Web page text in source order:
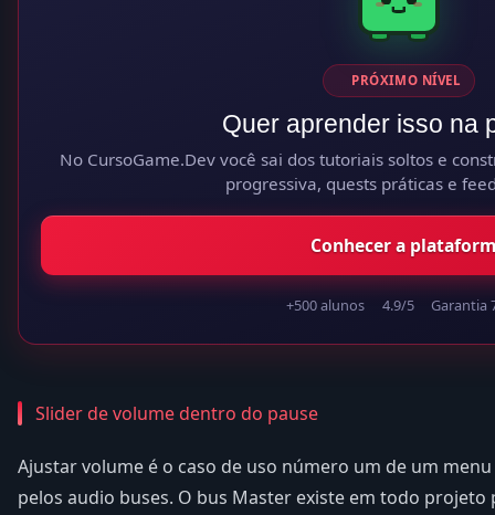
PRÓXIMO NÍVEL
Quer aprender isso na
No CursoGame.Dev você sai dos tutoriais soltos e
progressiva, quests práticas e
Conhecer a
+500 alunos 4.9/5 Garantia
Slider de volume dentro do pause
Ajustar volume é o caso de uso número um de um
pelos audio buses. O bus Master existe em todo